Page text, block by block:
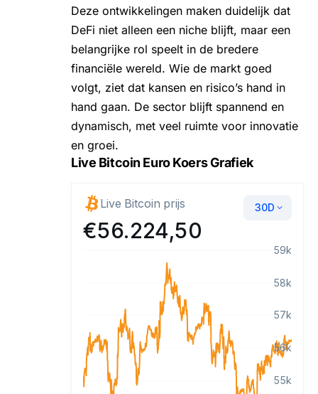
Deze ontwikkelingen maken duidelijk dat
DeFi niet alleen een niche blijft, maar een
belangrijke rol speelt in de bredere
financiële wereld. Wie de markt goed
volgt, ziet dat kansen en risico’s hand in
hand gaan. De sector blijft spannend en
dynamisch, met veel ruimte voor innovatie
en groei.
Live Bitcoin Euro Koers Grafiek